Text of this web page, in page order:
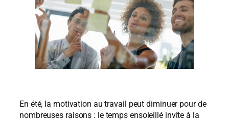
En été, la motivation au travail peut diminuer pour de
nombreuses raisons : le temps ensoleillé invite à la